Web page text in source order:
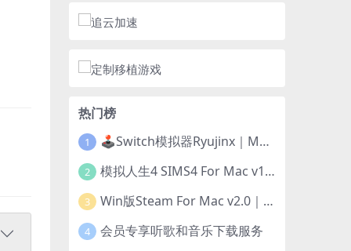
热门榜
1 🕹️Switch模拟器Ryujinx｜Mac+Win版｜开发团队已解散此乃最后的绝唱版本
2 模拟人生4 SIMS4 For Mac v1.118.257.1220｜中文原生版｜无限金币｜全100DLC
3 Win版Steam For Mac v2.0｜在Mac运行Win版游戏！｜升级GPTK4.0支持！
4 会员专享听歌和音乐下载服务